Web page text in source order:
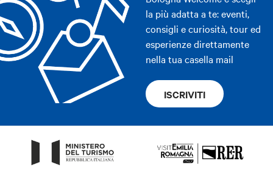
la più adatta a te: eventi,
consigli e curiosità, tour ed
esperienze direttamente
nella tua casella mail
ISCRIVITI